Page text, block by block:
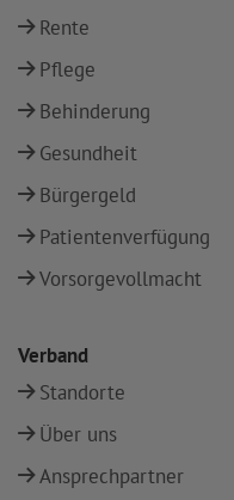
Rente
Pflege
Behinderung
Gesundheit
Bürgergeld
Patientenverfügung
Vorsorgevollmacht
Verband
Standorte
Über uns
Ansprechpartner